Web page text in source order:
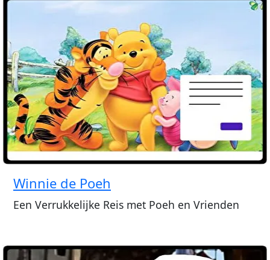
Winnie de Poeh
Een Verrukkelijke Reis met Poeh en Vrienden